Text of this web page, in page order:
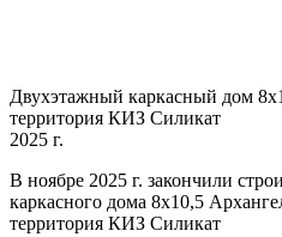
Двухэтажный каркасный дом
территория КИЗ Силикат
2025 г.
В ноябре 2025 г. закончили
каркасного дома 8х10,5
территория КИЗ Силикат